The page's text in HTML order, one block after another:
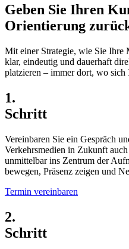
Geben Sie Ihren
Orientierung
Mit einer Strategie, wie Sie Ihre
klar, eindeutig und dauerhaft
platzieren – immer dort, wo
1.
Schritt
Vereinbaren Sie ein Gespräch
Verkehrsmedien in Zukunft
unmittelbar ins Zentrum der
bewegen, Präsenz zeigen und
Termin vereinbaren
2.
Schritt